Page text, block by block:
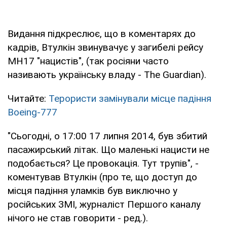
Видання підкреслює, що в коментарях до
кадрів, Втулкін звинувачує у загибелі рейсу
MH17 "нацистів", (так росіяни часто
називають українську владу - The Guardian).
Читайте: Терористи замінували місце падіння
Boeing-777
"Сьогодні, о 17:00 17 липня 2014, був збитий
пасажирський літак. Що маленькі нацисти не
подобається? Це провокація. Тут трупів", -
коментував Втулкін (про те, що доступ до
місця падіння уламків був виключно у
російських ЗМІ, журналіст Першого каналу
нічого не став говорити - ред.).